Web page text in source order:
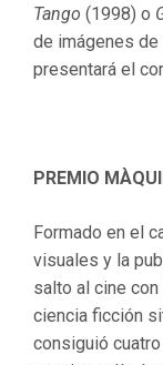
Tango (1998) o
de imágenes de
presentará el
PREMIO
Formado en el
visuales y la
salto al cine con
ciencia ficción
consiguió